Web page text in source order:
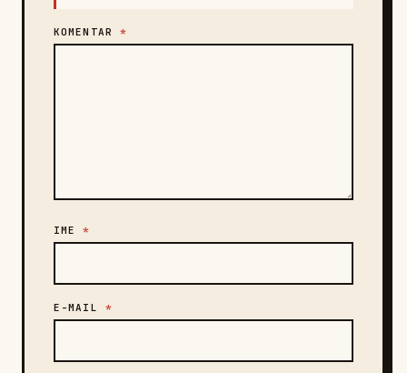
KOMENTAR *
IME*
E-MAIL *